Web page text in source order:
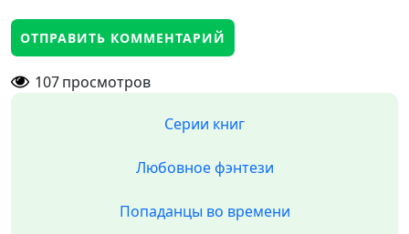
107просмотров
Серии книг
Любовное фэнтези
Попаданцы во времени